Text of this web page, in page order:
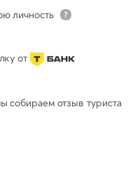
личность
от
собираем отзыв туриста